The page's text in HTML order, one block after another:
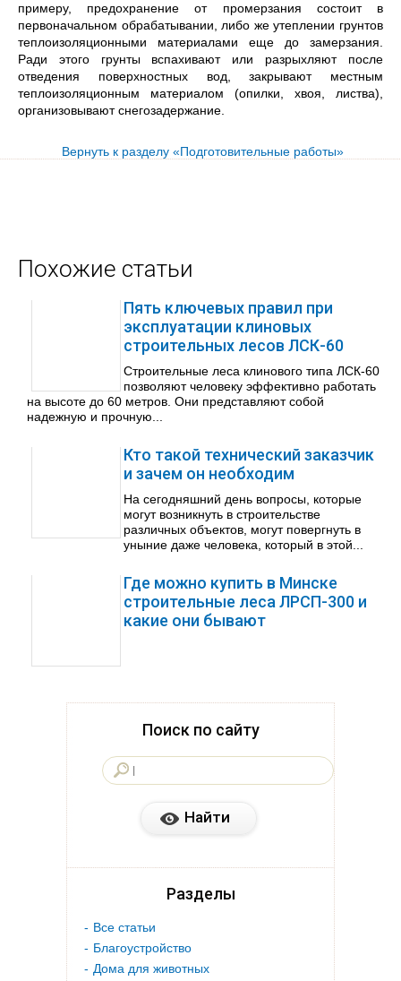
примеру, предохранение от промерзания состоит в
первоначальном обрабатывании, либо же утеплении грунтов
теплоизоляционными материалами еще до замерзания.
Ради этого грунты вспахивают или разрыхляют после
отведения поверхностных вод, закрывают местным
теплоизоляционным материалом (опилки, хвоя, листва),
организовывают снегозадержание.
Вернуть к разделу «Подготовительные работы»
Похожие статьи
Пять ключевых правил при
эксплуатации клиновых
строительных лесов ЛСК-60
Строительные леса клинового типа ЛСК-60
позволяют человеку эффективно работать
на высоте до 60 метров. Они представляют собой
надежную и прочную...
Кто такой технический заказчик
и зачем он необходим
На сегодняшний день вопросы, которые
могут возникнуть в строительстве
различных объектов, могут повергнуть в
уныние даже человека, который в этой...
Где можно купить в Минске
строительные леса ЛРСП-300 и
какие они бывают
Поиск по сайту
Разделы
Все статьи
Благоустройство
Дома для животных